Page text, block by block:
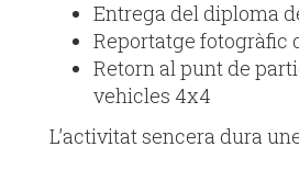
Entrega del diploma
Reportatge fotogràfic
Retorn al punt de
vehicles 4x4
L’activitat sencera dura